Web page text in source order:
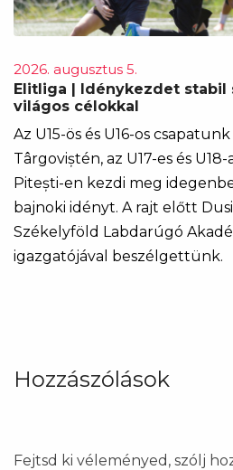
2026. augusztus 5.
Elitliga | Idénykezdet stabil
világos célokkal
Az U15-ös és U16-os
Târgoviștén, az U17-es és
Pitești-en kezdi meg
bajnoki idényt. A rajt előtt
Székelyföld Labdarúgó
igazgatójával beszélgettünk.
Hozzászólások
Fejtsd ki véleményed, szólj